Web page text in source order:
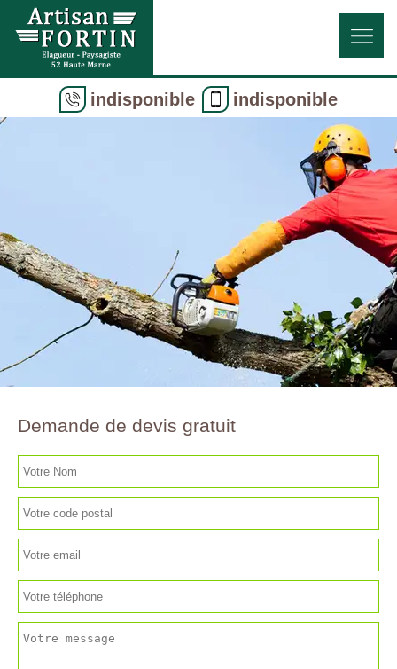
indisponible indisponible
Demande de devis gratuit